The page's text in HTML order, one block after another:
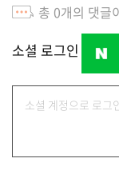
총 0개의 댓글
소셜 로그인